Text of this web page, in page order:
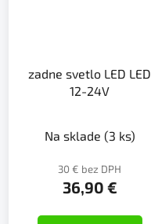
zadne svetlo LED LED
12-24V
Na sklade (3 ks)
30 € bez DPH
36,90 €